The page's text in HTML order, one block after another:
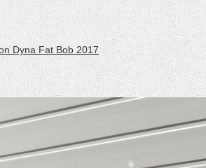
Dyna Fat Bob 2017